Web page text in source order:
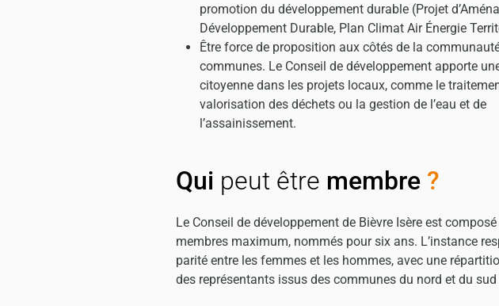
promotion du développement durable (Projet
Développement Durable, Plan Climat Air Énergie
Être force de proposition aux côtés de la
communes. Le Conseil de développement apporte
citoyenne dans les projets locaux, comme le
valorisation des déchets ou la gestion de l’eau et de
l’assainissement.
Qui peut être membre ?
Le Conseil de développement de Bièvre Isère est
membres maximum, nommés pour six ans. L’instance
parité entre les femmes et les hommes, avec une
des représentants issus des communes du nord et du